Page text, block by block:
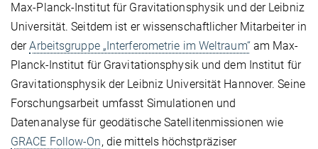
Max-Planck-Institut für Gravitationsphysik und der Leibniz
Universität. Seitdem ist er wissenschaftlicher Mitarbeiter in
derArbeitsgruppe „Interferometrie im Weltraum“am Max-
Planck-Institut für Gravitationsphysik und dem Institut für
Gravitationsphysik der Leibniz Universität Hannover. Seine
Forschungsarbeit umfasst Simulationen und
Datenanalyse für geodätische Satellitenmissionen wie
GRACE Follow-On, die mittels höchstpräziser